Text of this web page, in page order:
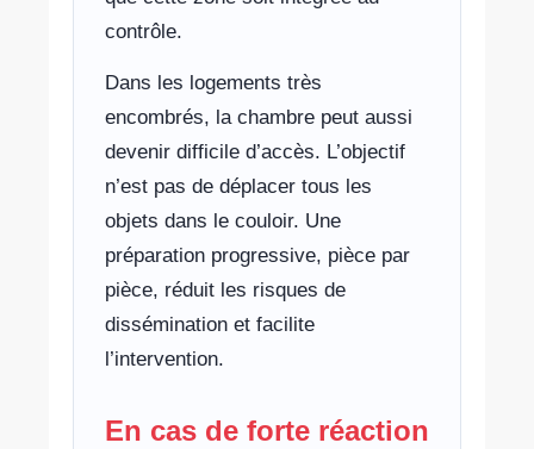
contrôle.
Dans les logements très
encombrés, la chambre peut aussi
devenir difficile d’accès. L’objectif
n’est pas de déplacer tous les
objets dans le couloir. Une
préparation progressive, pièce par
pièce, réduit les risques de
dissémination et facilite
l’intervention.
En cas de forte réaction